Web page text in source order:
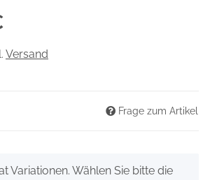
Versand
Frage zum Artikel
Variationen. Wählen Sie bitte die